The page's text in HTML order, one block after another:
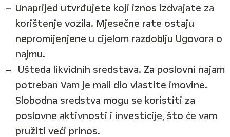
Unaprijed utvrđujete koji iznos izdvajate za
korištenje vozila. Mjesečne rate ostaju
nepromijenjene u cijelom razdoblju Ugovora o
najmu.
Ušteda likvidnih sredstava. Za poslovni najam
potreban Vam je mali dio vlastite imovine.
Slobodna sredstva mogu se koristiti za
poslovne aktivnosti i investicije, što će vam
pružiti veći prinos.